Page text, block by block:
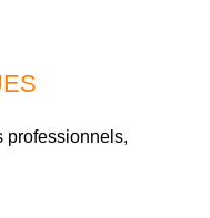
professionnels,